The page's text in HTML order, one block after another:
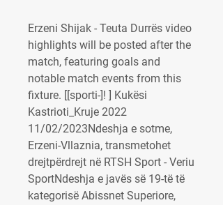
Erzeni Shijak - Teuta Durrës video
highlights will be posted after the
match, featuring goals and
notable match events from this
fixture. [[sporti-]! ] Kukësi
Kastrioti_Kruje 2022
11/02/2023Ndeshja e sotme,
Erzeni-Vllaznia, transmetohet
drejtpërdrejt në RTSH Sport - Veriu
SportNdeshja e javës së 19-të të
kategorisë Abissnet Superiore,